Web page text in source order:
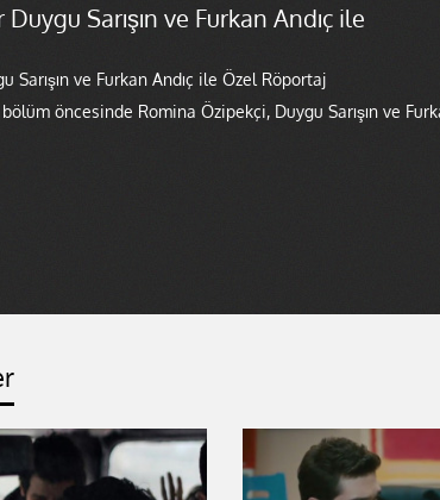
Sarışın ve Furkan Andıç ile
Sarışın ve Furkan Andıç ile Özel Röportaj
öncesinde Romina Özipekçi, Duygu Sarışın ve